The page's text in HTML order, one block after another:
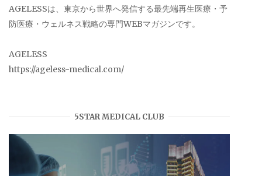
AGELESSは、東京から世界へ発信する最先端再生医療・予
防医療・ウェルネス戦略の専門WEBマガジンです。
AGELESS
https://ageless-medical.com/
5STAR MEDICAL CLUB